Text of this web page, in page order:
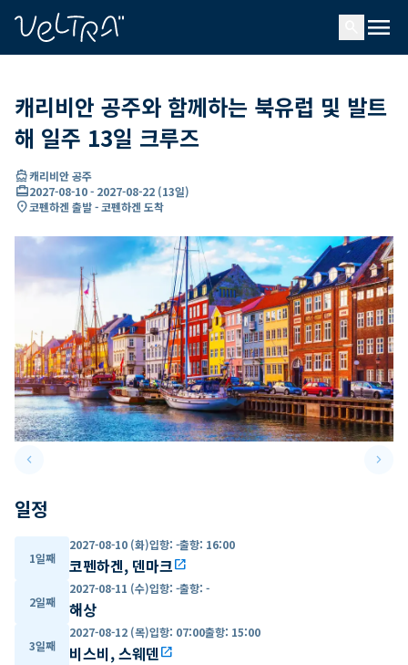
menu
캐리비안 공주와 함께하는 북유럽 및 발트
해 일주 13일 크루즈
directions_boat캐리비안 공주
card_travel2027-08-10- 2027-08-22 (13일)
location_on코펜하겐 출발 - 코펜하겐 도착
keyboard_arrow_leftPrevious slide keyboard_arrow_right
일정
1일째
2027-08-10 (화)입항: -출항: 16:00
코펜하겐, 덴마크open_in_new
2일째
2027-08-11 (수)입항: -출항: -
해상
3일째
2027-08-12 (목)입항: 07:00출항: 15:00
비스비, 스웨덴open_in_new